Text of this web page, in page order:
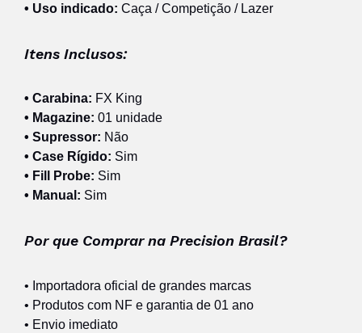
• Uso indicado: Caça / Competição / Lazer
Itens Inclusos:
• Carabina: FX King
• Magazine: 01 unidade
• Supressor: Não
• Case Rígido: Sim
• Fill Probe: Sim
• Manual: Sim
Por que Comprar na Precision Brasil?
• Importadora oficial de grandes marcas
• Produtos com NF e garantia de 01 ano
• Envio imediato